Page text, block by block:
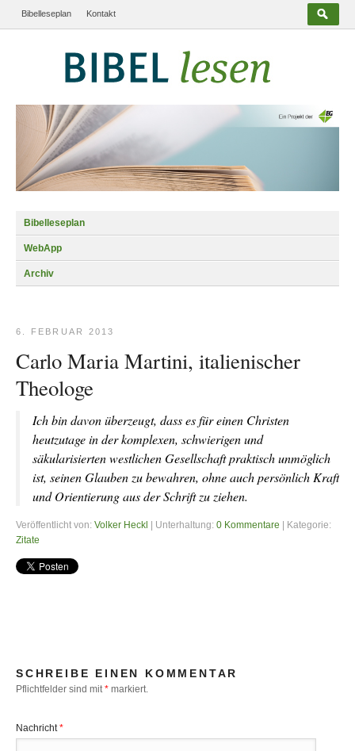
Bibelleseplan Kontakt
Bibelleseplan
WebApp
Archiv
6. FEBRUAR 2013
Carlo Maria Martini, italienischer
Theologe
Ich bin davon überzeugt, dass es für einen Christen
heutzutage in der komplexen, schwierigen und
säkularisierten westlichen Gesellschaft praktisch unmöglich
ist, seinen Glauben zu bewahren, ohne auch persönlich Kraft
und Orientierung aus der Schrift zu ziehen.
Veröffentlicht von: Volker Heckl | Unterhaltung: 0 Kommentare | Kategorie:
Zitate
SCHREIBE EINEN KOMMENTAR
Pflichtfelder sind mit * markiert.
Nachricht*